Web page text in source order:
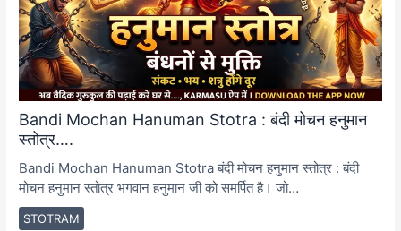
Bandi Mochan Hanuman Stotra : बंदी मोचन हनुमान
स्तोत्र….
STOTRAM
Bandi Mochan Hanuman Stotra बंदी मोचन हनुमान स्तोत्र : बंदी
मोचन हनुमान स्तोत्र भगवान हनुमान जी को समर्पित है। जो…